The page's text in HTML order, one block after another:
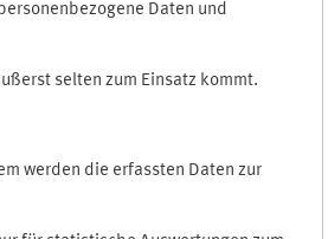
Daten und
selten zum Einsatz kommt.
werden die erfassten Daten zur